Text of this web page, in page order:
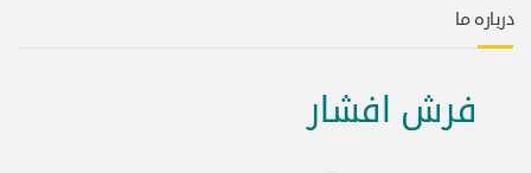
درباره ما
فرش افشار